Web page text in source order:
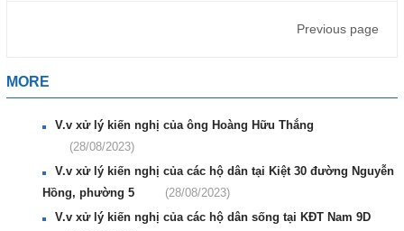
Previous page
MORE
V.v xử lý kiến nghị của ông Hoàng Hữu Thắng
(28/08/2023)
V.v xử lý kiến nghị của các hộ dân tại Kiệt 30 đường Nguyễn
Hồng, phường 5
(28/08/2023)
V.v xử lý kiến nghị của các hộ dân sống tại KĐT Nam 9D